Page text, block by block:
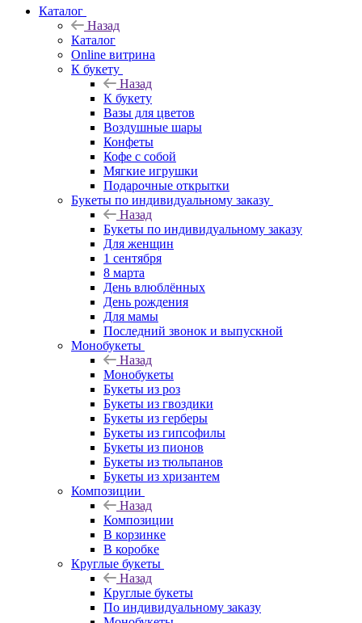
Каталог
Назад
Каталог
Online витрина
К букету
Назад
К букету
Вазы для цветов
Воздушные шары
Конфеты
Кофе с собой
Мягкие игрушки
Подарочные открытки
Букеты по индивидуальному заказу
Назад
Букеты по индивидуальному заказу
Для женщин
1 сентября
8 марта
День влюблённых
День рождения
Для мамы
Последний звонок и выпускной
Монобукеты
Назад
Монобукеты
Букеты из роз
Букеты из гвоздики
Букеты из герберы
Букеты из гипсофилы
Букеты из пионов
Букеты из тюльпанов
Букеты из хризантем
Композиции
Назад
Композиции
В корзинке
В коробке
Круглые букеты
Назад
Круглые букеты
По индивидуальному заказу